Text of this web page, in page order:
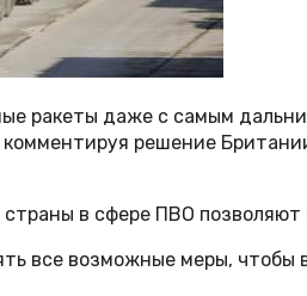
ракеты даже с самым
решение
в сфере ПВО
все возможные меры,